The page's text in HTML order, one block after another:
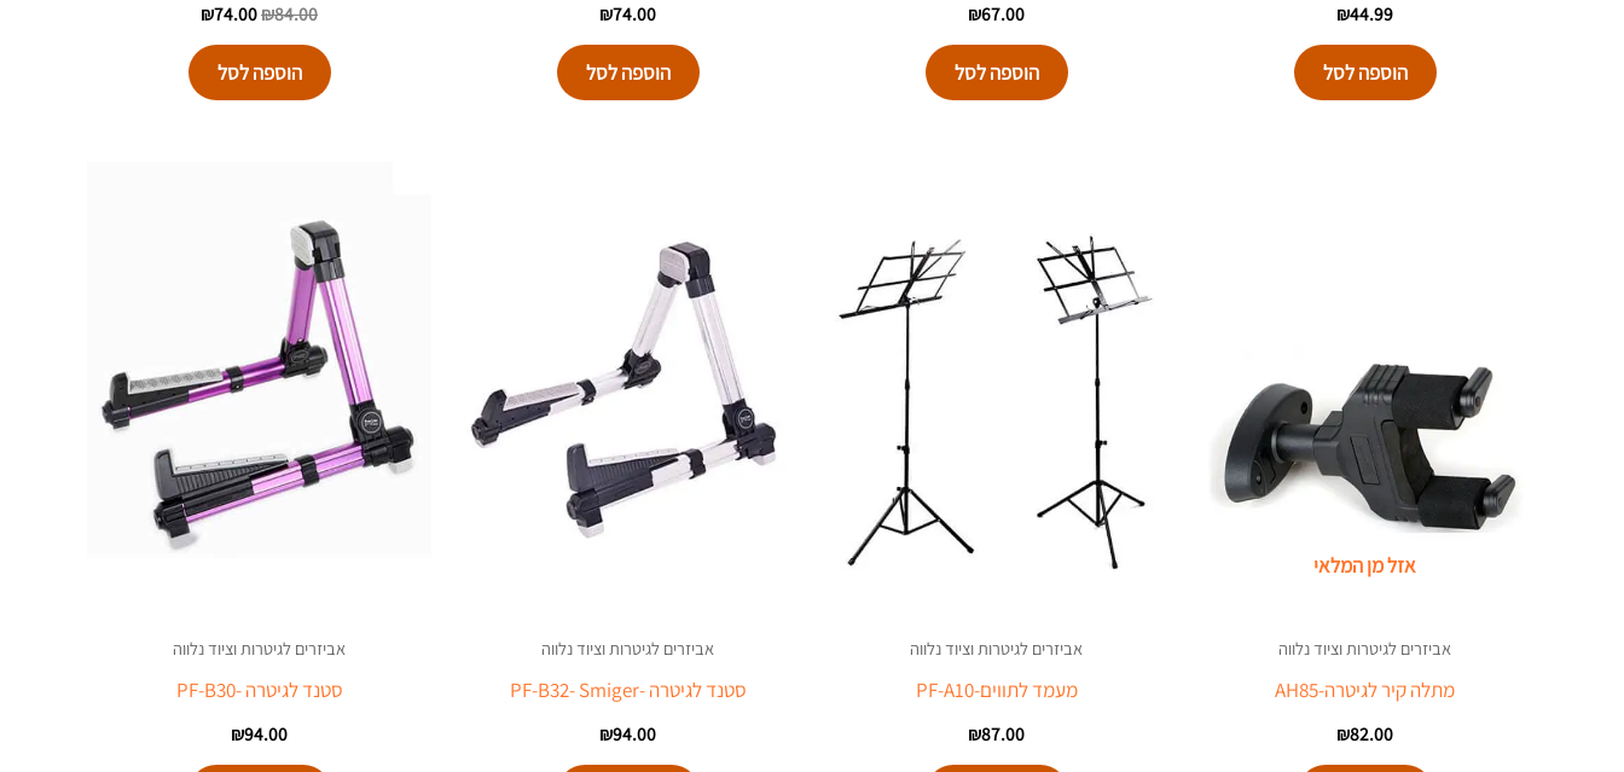
₪44.99
הוספה לסל
₪67.00
הוספה לסל
₪74.00
הוספה לסל
₪84.00
₪74.00
הוספה לסל
אזל מן המלאי
אביזרים לגיטרות וציוד נלווה
מתלה קיר לגיטרה-AH85
₪82.00
אביזרים לגיטרות וציוד נלווה
מעמד לתווים-PF-A10
₪87.00
אביזרים לגיטרות וציוד נלווה
סטנד לגיטרה -PF-B32- Smiger
₪94.00
אביזרים לגיטרות וציוד נלווה
סטנד לגיטרה -PF-B30
₪94.00